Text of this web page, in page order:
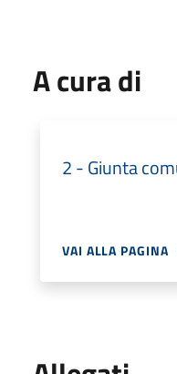
A cura di
2 - Giunta
VAI ALLA PAGINA